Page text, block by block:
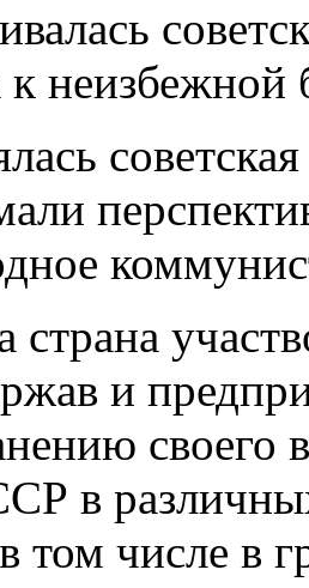
к
страна
и
своего
в
том числе в